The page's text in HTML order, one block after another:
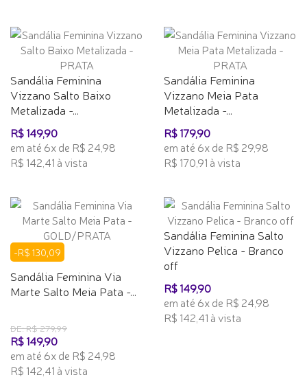
Sandália Feminina
Vizzano Salto Baixo
Metalizada -...
R$ 149,90
em até 6x de R$ 24,98
R$ 142,41 à vista
Sandália Feminina
Vizzano Meia Pata
Metalizada -...
R$ 179,90
em até 6x de R$ 29,98
R$ 170,91 à vista
-R$ 130,09
Sandália Feminina Via
Marte Salto Meia Pata -...
DE: R$ 279,99
R$ 149,90
em até 6x de R$ 24,98
R$ 142,41 à vista
Sandália Feminina Salto
Vizzano Pelica - Branco
off
R$ 149,90
em até 6x de R$ 24,98
R$ 142,41 à vista